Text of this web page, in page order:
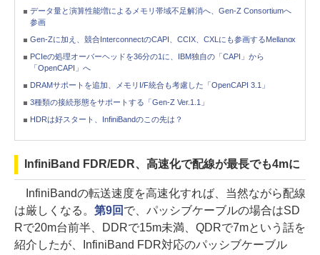
データ量と演算性能増によるメモリ帯域不足解消へ、Gen-Z Consortiumへ
参画
Gen-Zに加え、競合InterconnectのCAPI、CCIX、CXLにも参画するMellanox
PCIeの処理オーバーヘッドを36分の1に、IBM独自の「CAPI」から
「OpenCAPI」へ
DRAMサポートを追加、メモリI/F統合も考慮した「OpenCAPI 3.1」
3種類の接続形態をサポートする「Gen-Z Ver.1.1」
HDRは好スタート、InfiniBandのこの先は？
InfiniBand FDR/EDR、高速化で配線が最長でも4mに
InfiniBandの転送速度を高速化すれば、当然ながら配線
は厳しくなる。 第9回 で、パッシブケーブルの場合はSD
Rで20m台前半、DDRで15m未満、QDRで7mという話を
紹介したが、InfiniBand FDR対応のパッシブケーブル